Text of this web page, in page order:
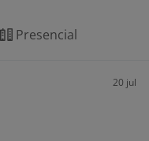
Presencial
20 jul